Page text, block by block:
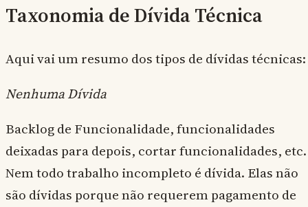
Taxonomia de Dívida Técnica
Aqui vai um resumo dos tipos de dívidas técnicas:
Nenhuma Dívida
Backlog de Funcionalidade, funcionalidades
deixadas para depois, cortar funcionalidades, etc.
Nem todo trabalho incompleto é dívida. Elas não
são dívidas porque não requerem pagamento de